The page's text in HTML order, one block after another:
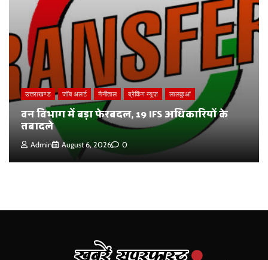
उत्तराखण्ड जॉब अलर्ट नैनीताल ब्रेकिंग न्यूज़ लालकुआं
वन विभाग में बड़ा फेरबदल, 19 IFS अधिकारियों के
तबादले
Admin August 6, 2026 0